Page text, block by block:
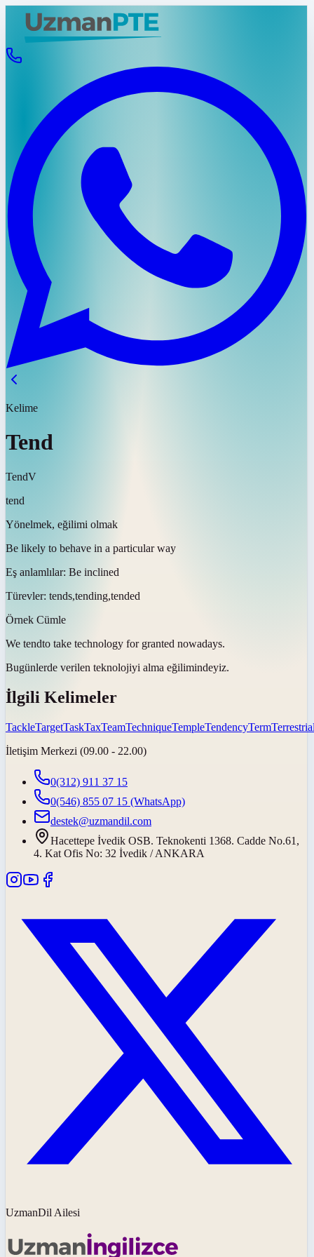
Kelime
Tend
TendV
tend
Yönelmek, eğilimi olmak
Be likely to behave in a particular way
Eş anlamlılar: Be inclined
Türevler: tends,tending,tended
Örnek Cümle
We tendto take technology for granted nowadays.
Bugünlerde verilen teknolojiyi alma eğilimindeyiz.
İlgili Kelimeler
TackleTargetTaskTaxTeamTechniqueTempleTendencyTerm
İletişim Merkezi (09.00 - 22.00)
0(312) 911 37 15
0(546) 855 07 15 (WhatsApp)
destek@uzmandil.com
Hacettepe İvedik OSB. Teknokenti 1368. Cadde No.61,
4. Kat Ofis No: 32 İvedik / ANKARA
UzmanDil Ailesi